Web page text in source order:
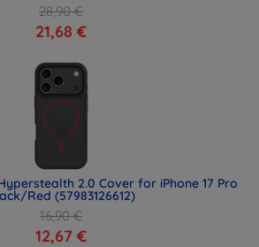
28,90 €
21,68 €
2.0 Cover for iPhone 17 Pro
Red (57983126612)
16,90 €
12,67 €